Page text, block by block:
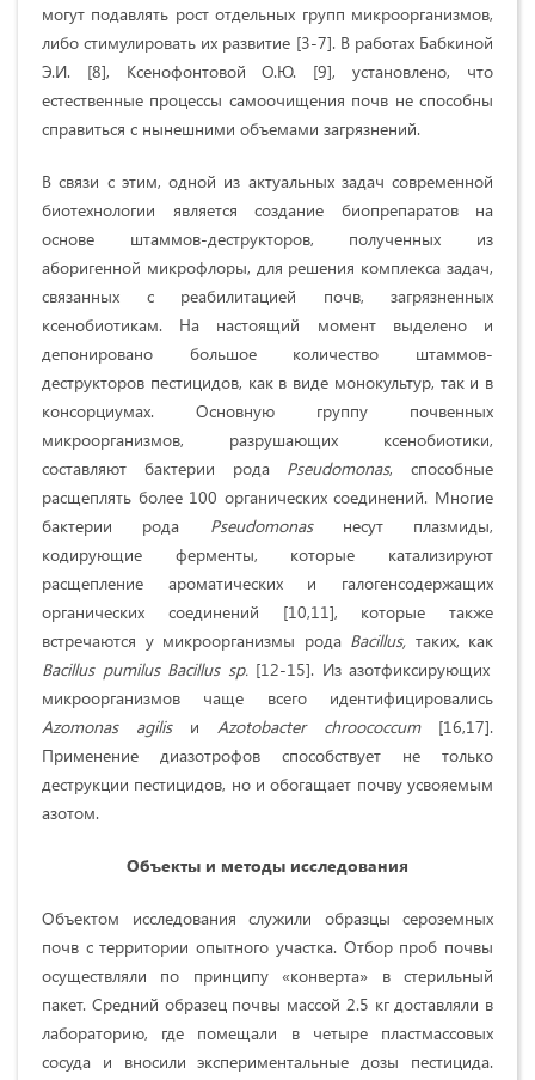
могут подавлять рост отдельных групп микроорганизмов,
либо стимулировать их развитие [3-7]. В работах Бабкиной
Э.И. [8], Ксенофонтовой О.Ю. [9], установлено, что
естественные процессы самоочищения почв не способны
справиться с нынешними объемами загрязнений.
В связи с этим, одной из актуальных задач современной
биотехнологии является создание биопрепаратов на
основе штаммов-деструкторов, полученных из
аборигенной микрофлоры, для решения комплекса задач,
связанных с реабилитацией почв, загрязненных
ксенобиотикам. На настоящий момент выделено и
депонировано большое количество штаммов-
деструкторов пестицидов, как в виде монокультур, так и в
консорциумах. Основную группу почвенных
микроорганизмов, разрушающих ксенобиотики,
составляют бактерии рода Pseudomonas, способные
расщеплять более 100 органических соединений. Многие
бактерии рода Pseudomonas несут плазмиды,
кодирующие ферменты, которые катализируют
расщепление ароматических и галогенсодержащих
органических соединений [10,11], которые также
встречаются у микроорганизмы рода Bacillus, таких, как
Bacillus pumilusBacillus sp. [12-15]. Из азотфиксирующих
микроорганизмов чаще всего идентифицировались
Azomonas agilisи Azotobacter chroococcum[16,17].
Применение диазотрофов способствует не только
деструкции пестицидов, но и обогащает почву усвояемым
азотом.
Объекты и методы исследования
Объектом исследования служили образцы сероземных
почв с территории опытного участка. Отбор проб почвы
осуществляли по принципу «конверта» в стерильный
пакет. Средний образец почвы массой 2.5 кг доставляли в
лабораторию, где помещали в четыре пластмассовых
сосуда и вносили экспериментальные дозы пестицида.